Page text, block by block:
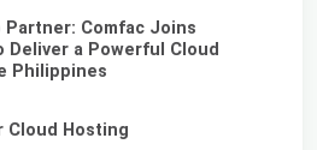
Partner: Comfac Joins
Deliver a Powerful Cloud
Philippines
Cloud Hosting